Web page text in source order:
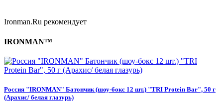
Ironman.Ru рекомендует
IRONMAN™
Россия "IRONMAN" Батончик (шоу-бокс 12 шт.) "TRI Protein Bar", 50 г
(Арахис/ белая глазурь)